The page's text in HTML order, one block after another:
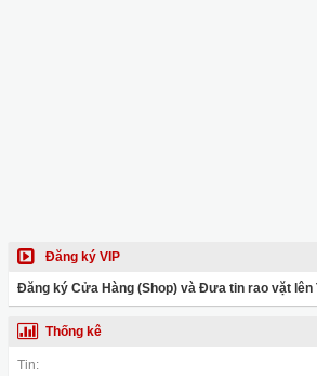
Đăng ký VIP
Đăng ký Cửa Hàng (Shop) và Đưa tin rao vặt lên
Thống kê
Tin: